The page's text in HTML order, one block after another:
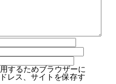
するためブラウザーに
レス、サイトを保存す